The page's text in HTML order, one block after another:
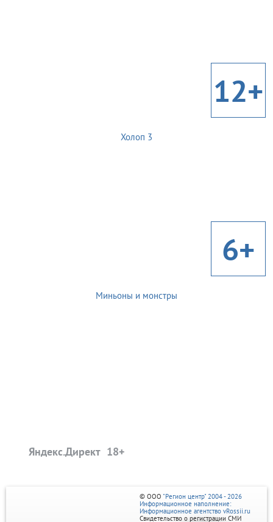
12+
Холоп 3
6+
Миньоны и монстры
Яндекс.Директ
© ООО "Регион центр" 2004 - 2026
Информационное наполнение:
Информационное агентство vRossii.ru
Свидетельство о регистрации СМИ